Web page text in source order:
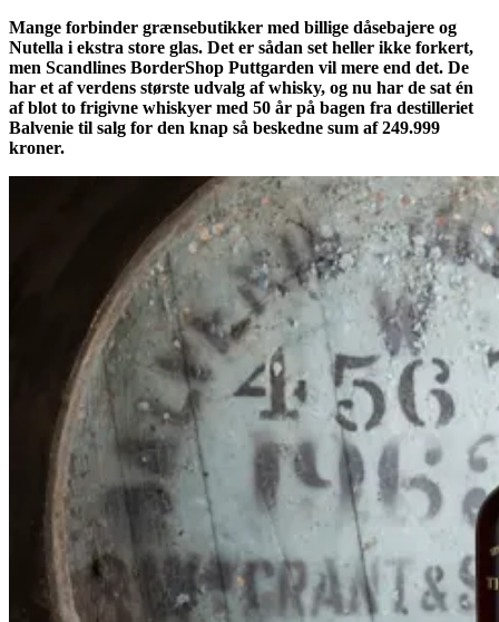
Mange forbinder grænsebutikker med billige dåsebajere og
Nutella i ekstra store glas. Det er sådan set heller ikke forkert,
men Scandlines BorderShop Puttgarden vil mere end det. De
har et af verdens største udvalg af whisky, og nu har de sat én
af blot to frigivne whiskyer med 50 år på bagen fra destilleriet
Balvenie til salg for den knap så beskedne sum af 249.999
kroner.